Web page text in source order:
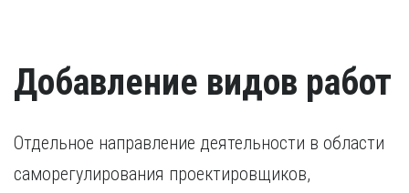
Добавление видов работ
Отдельное направление деятельности в области
саморегулирования проектировщиков,